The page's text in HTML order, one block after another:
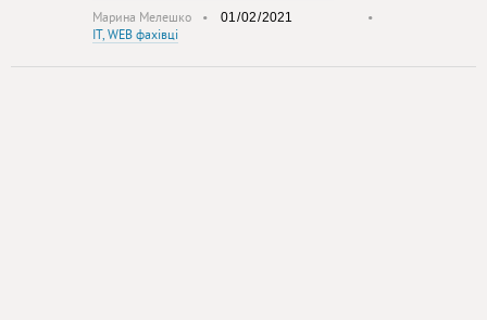
Марина Мелешко •
•
IT, WEB фахівці